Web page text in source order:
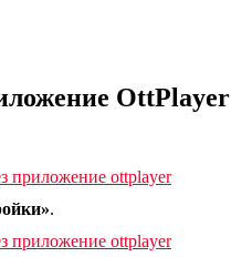
OttPlayer
.